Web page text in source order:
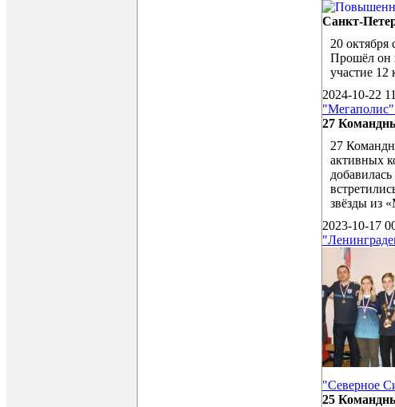
Санкт-
20
Прошёл он
участие 12
2024-10-22
"Мегаполис"
27
27
активных
звёзды из
2023-10-17
"Северное
25